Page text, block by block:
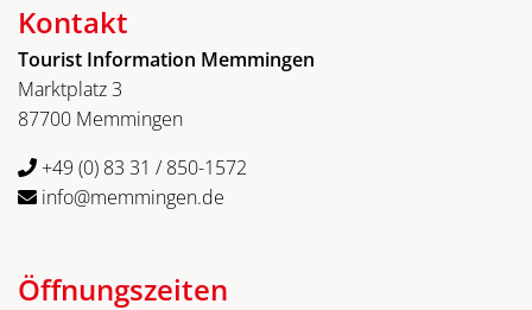
Kontakt
Tourist Information Memmingen
Marktplatz 3
87700 Memmingen
+49 (0) 83 31 / 850-1572
info@memmingen.de
Öffnungszeiten